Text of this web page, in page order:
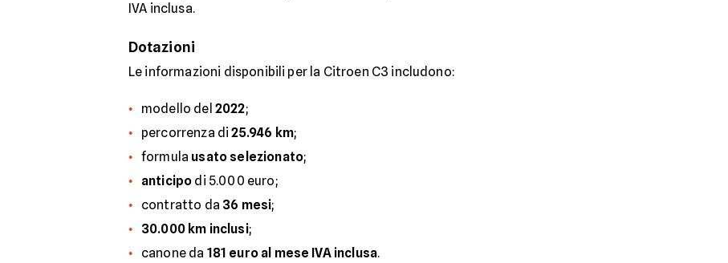
IVA inclusa.
Dotazioni
Le informazioni disponibili per la Citroen C3 includono:
modello del 2022;
percorrenza di25.946 km;
formula usato selezionato;
anticipo di 5.000 euro;
contratto da 36 mesi;
30.000 km inclusi;
canone da 181 euro al mese IVA inclusa.